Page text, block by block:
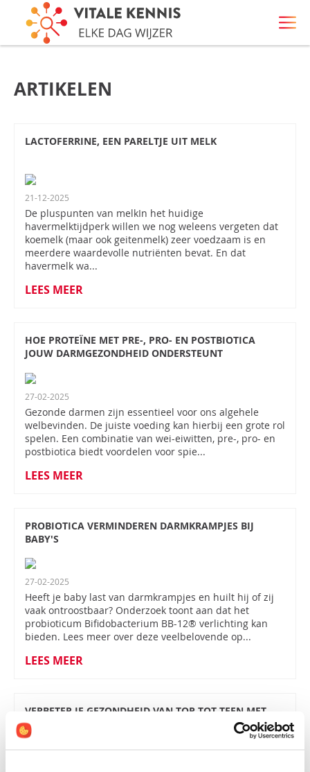
ARTIKELEN
LACTOFERRINE, EEN PARELTJE UIT MELK
21-12-2025
De pluspunten van melkIn het huidige
havermelktijdperk willen we nog weleens vergeten dat
koemelk (maar ook geitenmelk) zeer voedzaam is en
meerdere waardevolle nutriënten bevat. En dat
havermelk wa...
LEES MEER
HOE PROTEÏNE MET PRE-, PRO- EN POSTBIOTICA
JOUW DARMGEZONDHEID ONDERSTEUNT
27-02-2025
Gezonde darmen zijn essentieel voor ons algehele
welbevinden. De juiste voeding kan hierbij een grote rol
spelen. Een combinatie van wei-eiwitten, pre-, pro- en
postbiotica biedt voordelen voor spie...
LEES MEER
PROBIOTICA VERMINDEREN DARMKRAMPJES BIJ
BABY'S
27-02-2025
Heeft je baby last van darmkrampjes en huilt hij of zij
vaak ontroostbaar? Onderzoek toont aan dat het
probioticum Bifidobacterium BB-12® verlichting kan
bieden. Lees meer over deze veelbelovende op...
LEES MEER
VERBETER JE GEZONDHEID VAN TOP TOT TEEN MET
GUARBOONVEZELS